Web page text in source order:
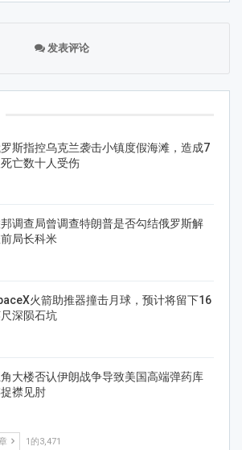
发表评论
斯指控乌克兰袭击小镇度假海滩，造成7
死亡数十人受伤
调查局曾调查特朗普是否勾结俄罗斯解
前局长科米
火箭助推器撞击月球，预计将留下16
深陨石坑
大楼否认伊朗战争导致美国高端弹药库
襟见肘
1的3,471